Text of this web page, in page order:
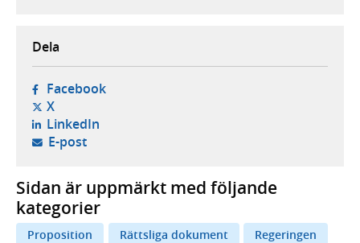
Dela
Facebook- öppnas i ny flik, extern webbplats,
X- öppnas i ny flik, extern webbplats,
LinkedIn- öppnas i ny flik, extern webbplats,
E-post- öppnar din e-postklient,
Sidan är uppmärkt med följande
kategorier
Proposition Rättsliga dokument
Regeringen